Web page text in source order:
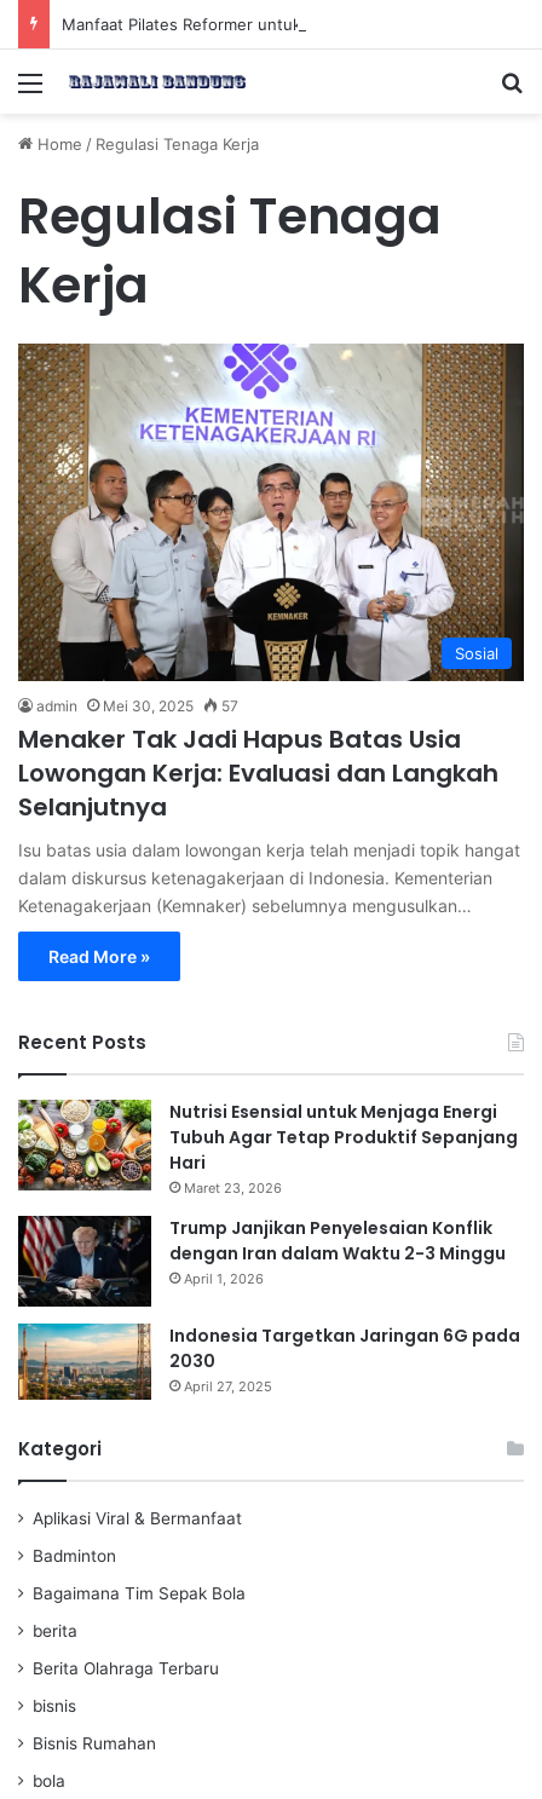
Menu
Home / Regulasi Tenaga Kerja
Regulasi Tenaga
Kerja
Sosial
admin Mei 30, 2025 57
Menaker Tak Jadi Hapus Batas Usia
Lowongan Kerja: Evaluasi dan Langkah
Selanjutnya
Isu batas usia dalam lowongan kerja telah menjadi topik hangat
dalam diskursus ketenagakerjaan di Indonesia. Kementerian
Ketenagakerjaan (Kemnaker) sebelumnya mengusulkan…
Read More »
Recent Posts
Nutrisi Esensial untuk Menjaga Energi
Tubuh Agar Tetap Produktif Sepanjang
Hari
Maret 23, 2026
Trump Janjikan Penyelesaian Konflik
dengan Iran dalam Waktu 2-3 Minggu
April 1, 2026
Indonesia Targetkan Jaringan 6G pada
2030
April 27, 2025
Kategori
Aplikasi Viral & Bermanfaat
Badminton
Bagaimana Tim Sepak Bola
berita
Berita Olahraga Terbaru
bisnis
Bisnis Rumahan
bola